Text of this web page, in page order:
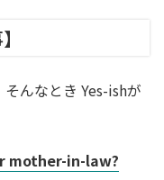
んなとき Yes-ishが
mother-in-law?